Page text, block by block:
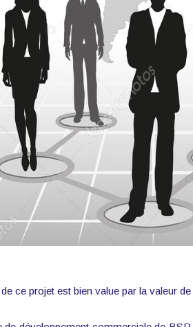
ce projet est bien value par la valeur